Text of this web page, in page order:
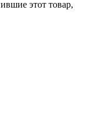
этот товар,